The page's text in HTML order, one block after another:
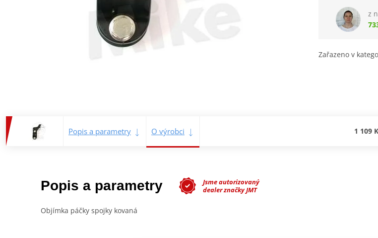
z
Zařazeno v
Popis a parametry O výrobci 1 109
Popis a parametry
Jsme autorizovaný
dealer značky JMT
Objímka páčky spojky kovaná